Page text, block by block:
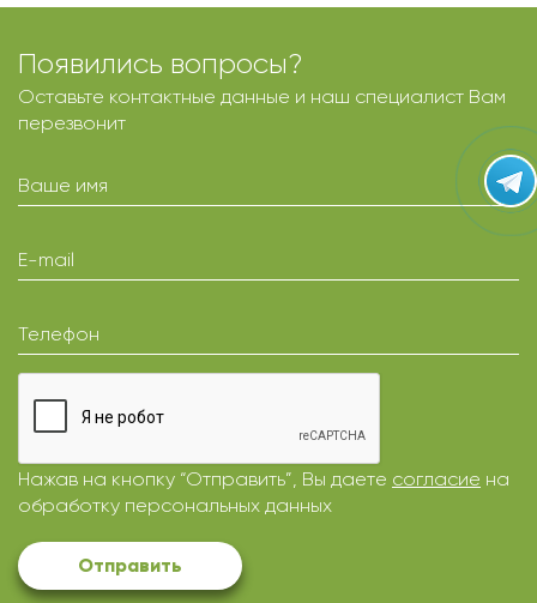
Появились вопросы?
Оставьте контактные данные и наш специалист Вам
перезвонит
Ваше имя
E-mail
Телефон
Нажав на кнопку “Отправить”, Вы даете согласие на
обработку персональных данных
Отправить